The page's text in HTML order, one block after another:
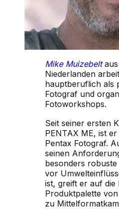
Mike Muizebeltaus
Niederlanden
hauptberuflich als
Fotograf und
Fotoworkshops.
Seit seiner ersten
PENTAX ME, ist
Pentax Fotograf.
seinen
besonders robuste
vor
ist, greift er auf die
Produktpalette
zu